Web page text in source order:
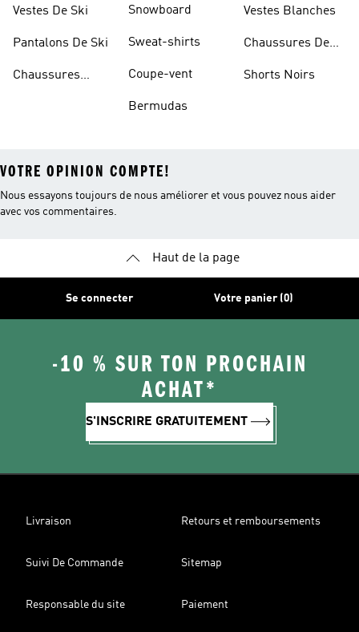
Vestes De Ski
Pantalons De Ski
Chaussures
Snowboard
Sweat-shirts
Coupe-vent
Bermudas
Vestes Blanches
Chaussures De
Shorts Noirs
VOTRE OPINION COMPTE!
Nous essayons toujours de nous améliorer et vous pouvez nous aider
avec vos commentaires.
Haut de la page
Se connecter Votre panier (0)
-10 % SUR TON PROCHAIN
ACHAT*
S'INSCRIRE GRATUITEMENT
Livraison Retours et remboursements
Suivi De Commande Sitemap
Responsable du site Paiement